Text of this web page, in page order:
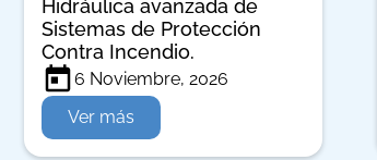
Hidráulica avanzada de
Sistemas de Protección
Contra Incendio.
6 Noviembre, 2026
Ver más